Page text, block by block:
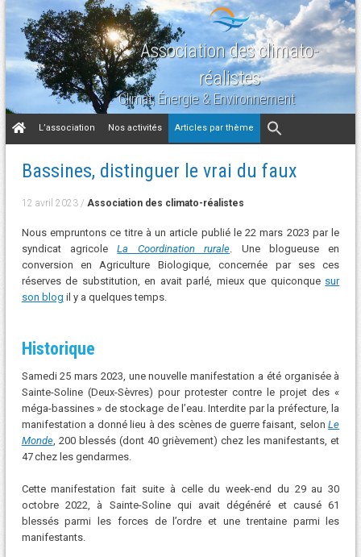
Association des climato-
réalistes
Climat, Énergie & Environnement
Aller
au
L’association Nos activités Articles par thème
Bassines, distinguer le vrai du faux
12 avril 2023/ Association des climato-réalistes
Nous empruntons ce titre à un article publié le 22 mars 2023 par le
syndicat agricoleLa Coordination rurale. Une blogueuse en
conversion en Agriculture Biologique, concernée par ses ces
réserves de substitution, en avait parlé, mieux que quiconque sur
son blog il y a quelques temps.
Historique
Samedi 25 mars 2023, une nouvelle manifestation a été organisée à
Sainte-Soline (Deux-Sèvres) pour protester contre le projet des «
méga-bassines » de stockage de l’eau. Interdite par la préfecture, la
manifestation a donné lieu à des scènes de guerre faisant, selonLe
Monde, 200 blessés (dont 40 grièvement) chez les manifestants, et
47 chez les gendarmes.
Cette manifestation fait suite à celle du week-end du 29 au 30
octobre 2022, à Sainte-Soline qui avait dégénéré et causé 61
blessés parmi les forces de l’ordre et une trentaine parmi les
manifestants.